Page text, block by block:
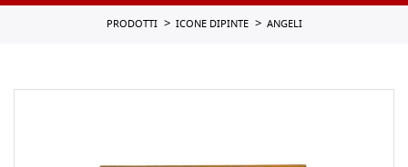
PRODOTTI ICONE DIPINTE ANGELI